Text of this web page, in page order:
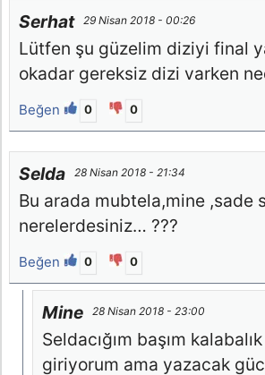
Serhat 29 Nisan 2018 - 00:26
Lütfen şu güzelim diziyi final
okadar gereksiz dizi varken
Beğen 0 0
Selda 28 Nisan 2018 - 21:34
Bu arada mubtela,mine ,sade
nerelerdesiniz… ???
Beğen 0 0
Mine 28 Nisan 2018 - 23:00
Seldacığım başım
giriyorum ama yazacak